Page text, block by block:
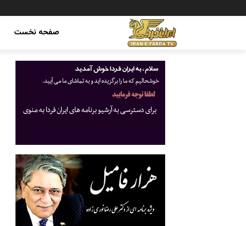
صفحه نخست